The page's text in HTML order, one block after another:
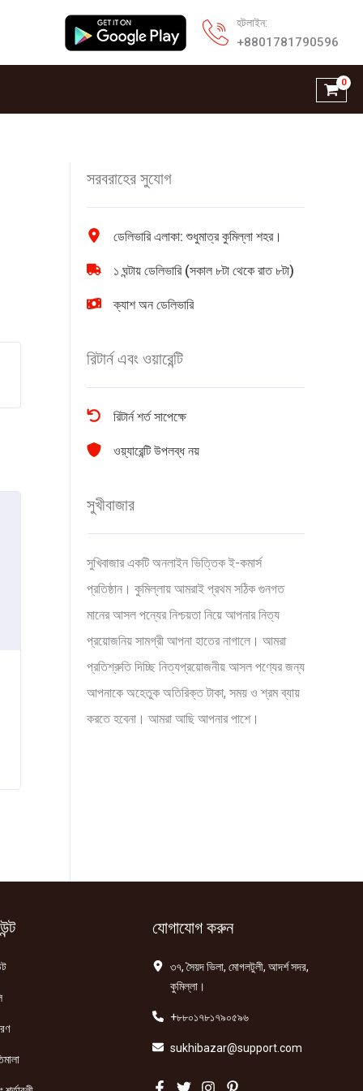
হটলাইন:
+8801781790596
সরবরাহের সুযোগ
ডেলিভারি এলাকা: শুধুমাত্র কুমিল্লা শহর।
১ ঘন্টায় ডেলিভারি (সকাল ৮টা থেকে রাত ৮টা)
ক্যাশ অন ডেলিভারি
রিটার্ন এবং ওয়ারেন্টি
রিটার্ন শর্ত সাপেক্ষে
ওয়্যারেন্টি উপলব্ধ নয়
সুখীবাজার
সুখিবাজার একটি অনলাইন ভিত্তিক ই-কমার্স
প্রতিষ্ঠান। কুমিল্লায় আমরাই প্রথম সঠিক গুনগত
মানের আসল পন্যের নিশ্চয়তা নিয়ে আপনার নিত্য
প্রয়োজনিয় সামগ্রী আপনা হাতের নাগালে। আমরা
প্রতিশ্রুতি দিচ্ছি নিত্যপ্রয়োজনীয় আসল পণ্যের জন্য
আপনাকে অহেতুক অতিরিক্ত টাকা, সময় ও শ্রম ব্যায়
করতে হবেনা। আমরা আছি আপনার পাশে।
যোগাযোগ করুন
৩৭, সৈয়দ ভিলা, মোগলটুলী, আদর্শ সদর,
কুমিল্লা।
+৮৮০১৭৮১৭৯০৫৯৬
sukhibazar@support.com